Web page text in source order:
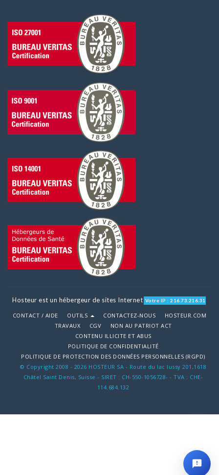
Hosteur est un hébergeur de sites Internet Votre IP : 216.73.216.31
CONTACT / AIDE OUTILS CONTACTEZ-NOUS
HOSTEUR.COM
TRAVAUX
CGV
NON AU PATRIOT ACT
CONTENU ILLICITE ET ABUS
POLITIQUE DE CONFIDENTIALITÉ
POLITIQUE DE PROTECTION DES DONNÉES PERSONNELLES (RGPD)
© Copyright 2008 - 2026 HOSTEUR SA - Route du lac lussy 201,1618
Châtel Saint Denis, Suisse - SIRET : CH-550-1056728- - TVA : CHE-
114.684.132